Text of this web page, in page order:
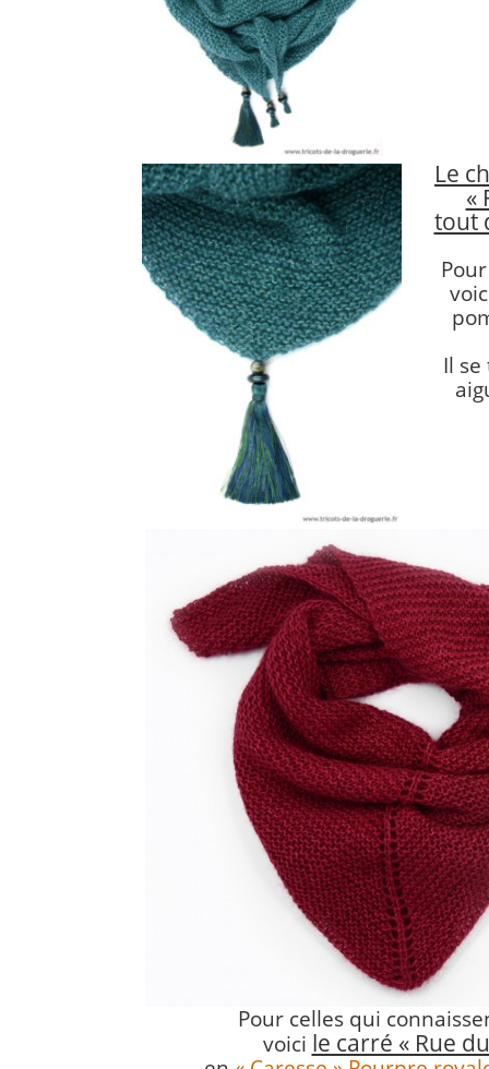
Le
«
tout
Il
Pour celles qui
voici le carré « Rue